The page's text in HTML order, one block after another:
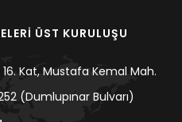
ÜST KURULUŞU
16. Kat, Mustafa Kemal Mah.
(Dumlupınar Bulvarı)